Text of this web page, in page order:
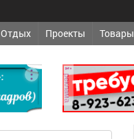
Отдых Проекты Товары
реклама